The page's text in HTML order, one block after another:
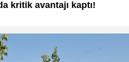
kritik avantajı kaptı!